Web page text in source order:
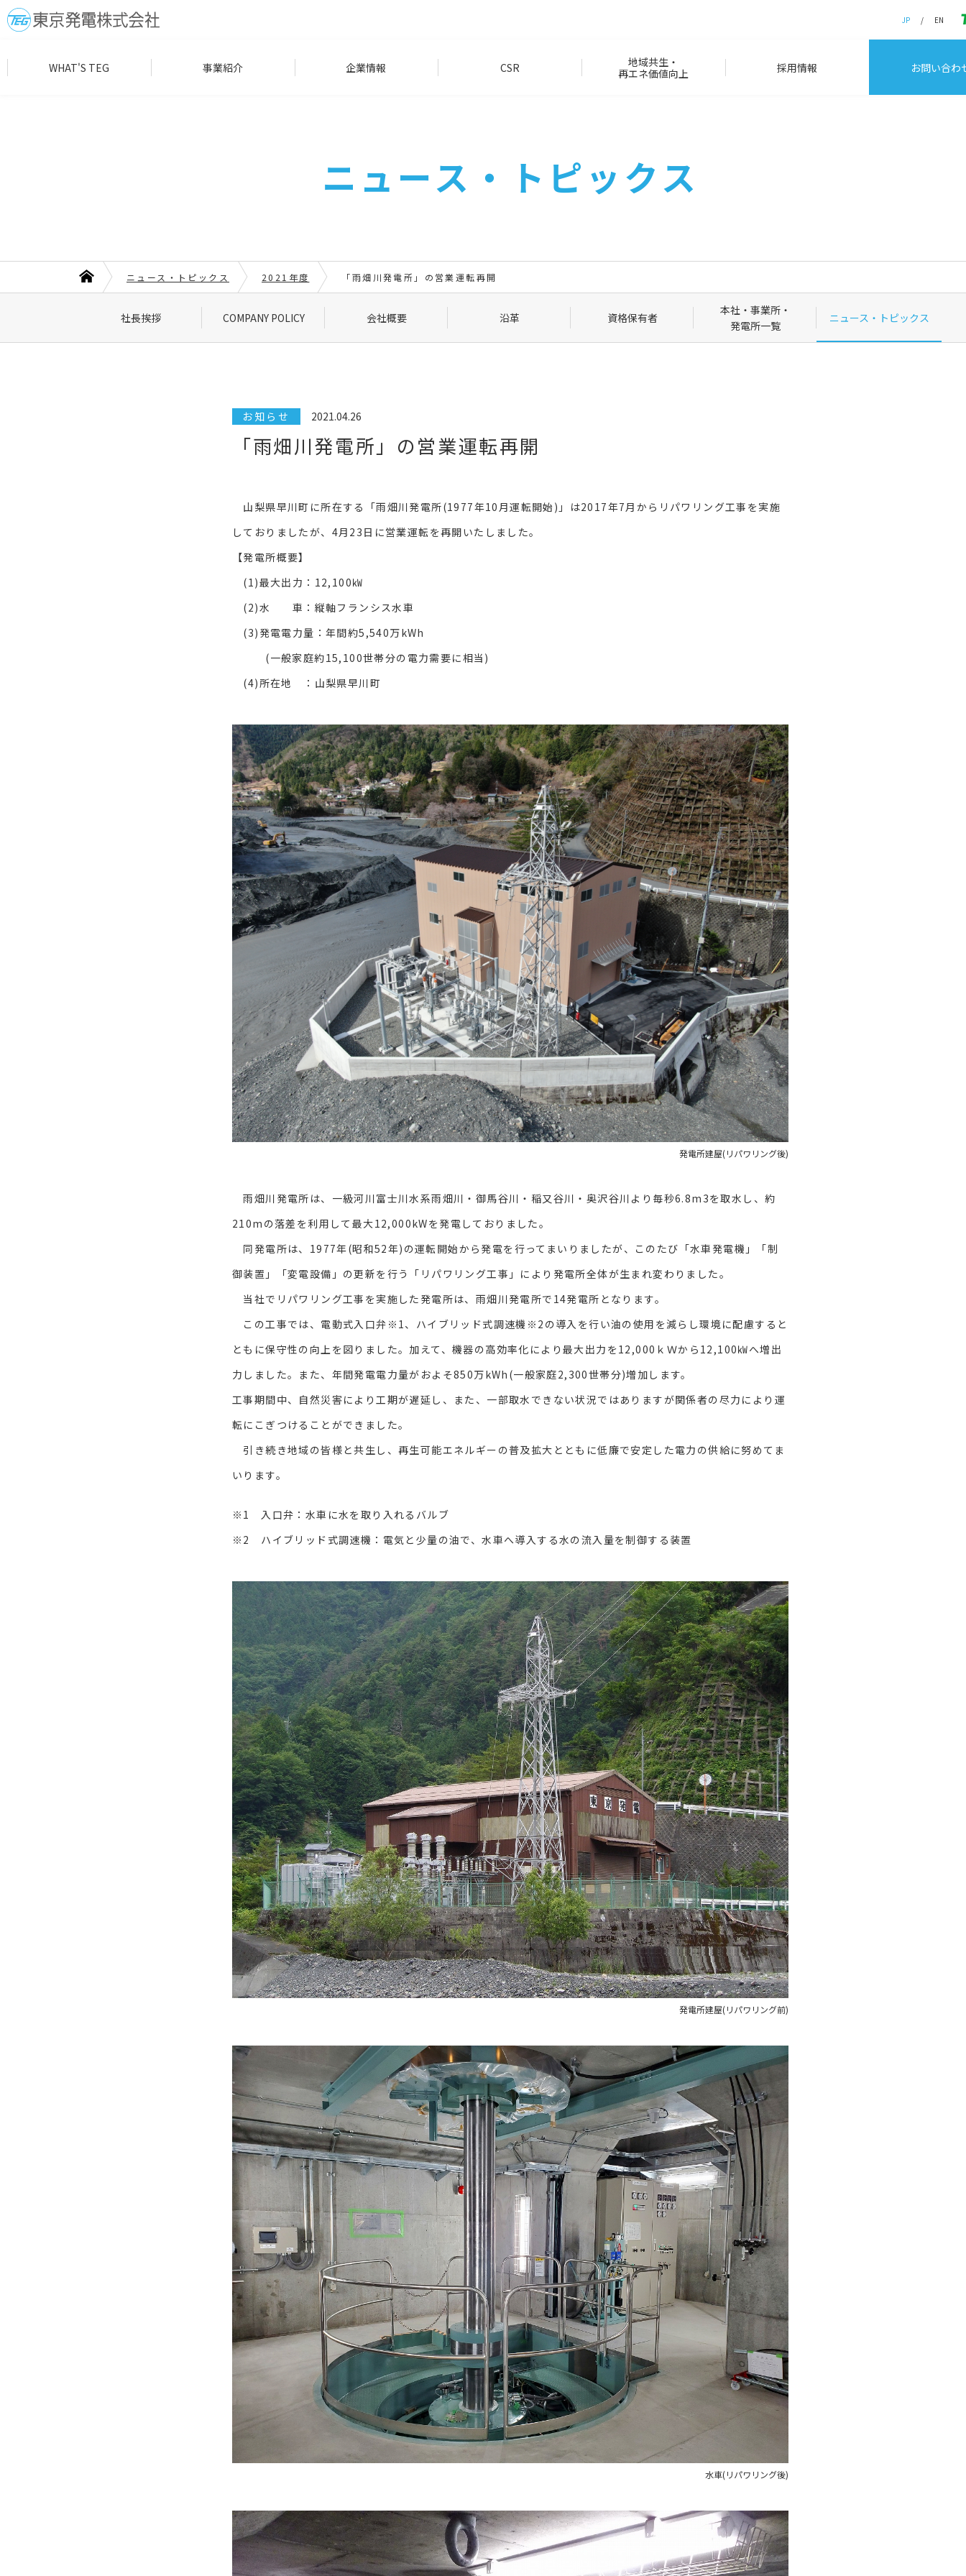
JP EN
WHAT'S TEG 事業紹介 企業情報 CSR
地域共生・
再エネ価値向上
採用情報 お問い合わ
ニュース・トピックス
ニュース・トピックス 2021年度 「雨畑川発電所」の営業運転再開
社長挨拶 COMPANY POLICY 会社概要 沿革 資格保有者
本社・事業所・
発電所一覧
ニュース・トピックス
お知らせ 2021.04.26
「雨畑川発電所」の営業運転再開
山梨県早川町に所在する「雨畑川発電所(1977年10月運転開始)」は2017年7月からリパワリング工事を実施
しておりましたが、4月23日に営業運転を再開いたしました。
【発電所概要】
(1)最大出力：12,100㎾
(2)水 車：縦軸フランシス水車
(3)発電電力量：年間約5,540万kWh
(一般家庭約15,100世帯分の電力需要に相当)
(4)所在地 ：山梨県早川町
発電所建屋(リパワリング後)
雨畑川発電所は、一級河川富士川水系雨畑川・御馬谷川・稲又谷川・奥沢谷川より毎秒6.8m3を取水し、約
210mの落差を利用して最大12,000kWを発電しておりました。
同発電所は、1977年(昭和52年)の運転開始から発電を行ってまいりましたが、このたび「水車発電機」「制
御装置」「変電設備」の更新を行う「リパワリング工事」により発電所全体が生まれ変わりました。
当社でリパワリング工事を実施した発電所は、雨畑川発電所で14発電所となります。
この工事では、電動式入口弁※1、ハイブリッド式調速機※2の導入を行い油の使用を減らし環境に配慮すると
ともに保守性の向上を図りました。加えて、機器の高効率化により最大出力を12,000ｋＷから12,100㎾へ増出
力しました。また、年間発電電力量がおよそ850万kWh(一般家庭2,300世帯分)増加します。
工事期間中、自然災害により工期が遅延し、また、一部取水できない状況ではありますが関係者の尽力により運
転にこぎつけることができました。
引き続き地域の皆様と共生し、再生可能エネルギーの普及拡大とともに低廉で安定した電力の供給に努めてま
いります。
※1 入口弁：水車に水を取り入れるバルブ
※2 ハイブリッド式調速機：電気と少量の油で、水車へ導入する水の流入量を制御する装置
発電所建屋(リパワリング前)
水車(リパワリング後)